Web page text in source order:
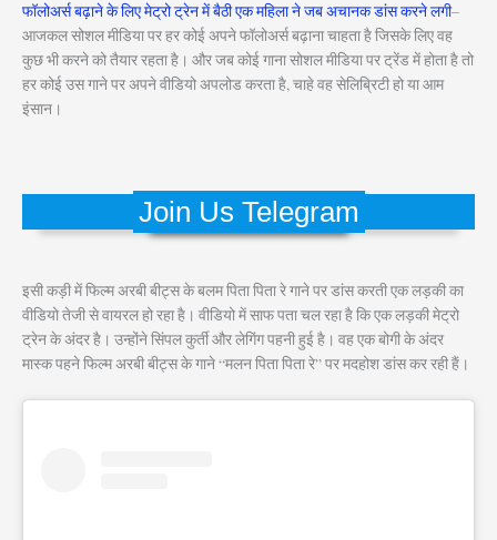
फॉलोअर्स बढ़ाने के लिए मेट्रो ट्रेन में बैठी एक महिला ने जब अचानक डांस करने लगी–
आजकल सोशल मीडिया पर हर कोई अपने फॉलोअर्स बढ़ाना चाहता है जिसके लिए वह
कुछ भी करने को तैयार रहता है। और जब कोई गाना सोशल मीडिया पर ट्रेंड में होता है तो
हर कोई उस गाने पर अपने वीडियो अपलोड करता है, चाहे वह सेलिब्रिटी हो या आम
इंसान।
Join Us Telegram
इसी कड़ी में फिल्म अरबी बीट्स के बलम पिता पिता रे गाने पर डांस करती एक लड़की का
वीडियो तेजी से वायरल हो रहा है। वीडियो में साफ पता चल रहा है कि एक लड़की मेट्रो
ट्रेन के अंदर है। उन्होंने सिंपल कुर्ती और लेगिंग पहनी हुई है। वह एक बोगी के अंदर
मास्क पहने फिल्म अरबी बीट्स के गाने “मलन पिता पिता रे” पर मदहोश डांस कर रही हैं।